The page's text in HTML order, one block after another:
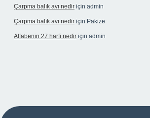
Çarpma balık avı nedir için admin
Çarpma balık avı nedir için Pakize
Alfabenin 27 harfi nedir için admin